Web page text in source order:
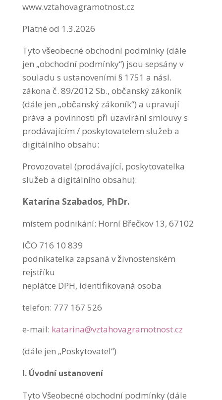
www.vztahovagramotnost.cz
Platné od 1.3.2026
Tyto všeobecné obchodní podmínky (dále
jen „obchodní podmínky“) jsou sepsány v
souladu s ustanoveními § 1751 a násl.
zákona č. 89/2012 Sb., občanský zákoník
(dále jen „občanský zákoník“) a upravují
práva a povinnosti při uzavírání smlouvy s
prodávajícím / poskytovatelem služeb a
digitálního obsahu:
Provozovatel (prodávající, poskytovatelka
služeb a digitálního obsahu):
Katarína Szabados, PhDr.
místem podnikání: Horní Břečkov 13, 67102
IČO 716 10 839
podnikatelka zapsaná v živnostenském
rejstříku
neplátce DPH, identifikovaná osoba
telefon: 777 167 526
e-mail: katarina@vztahovagramotnost.cz
(dále jen „Poskytovatel“)
I. Úvodní ustanovení
Tyto Všeobecné obchodní podmínky (dále